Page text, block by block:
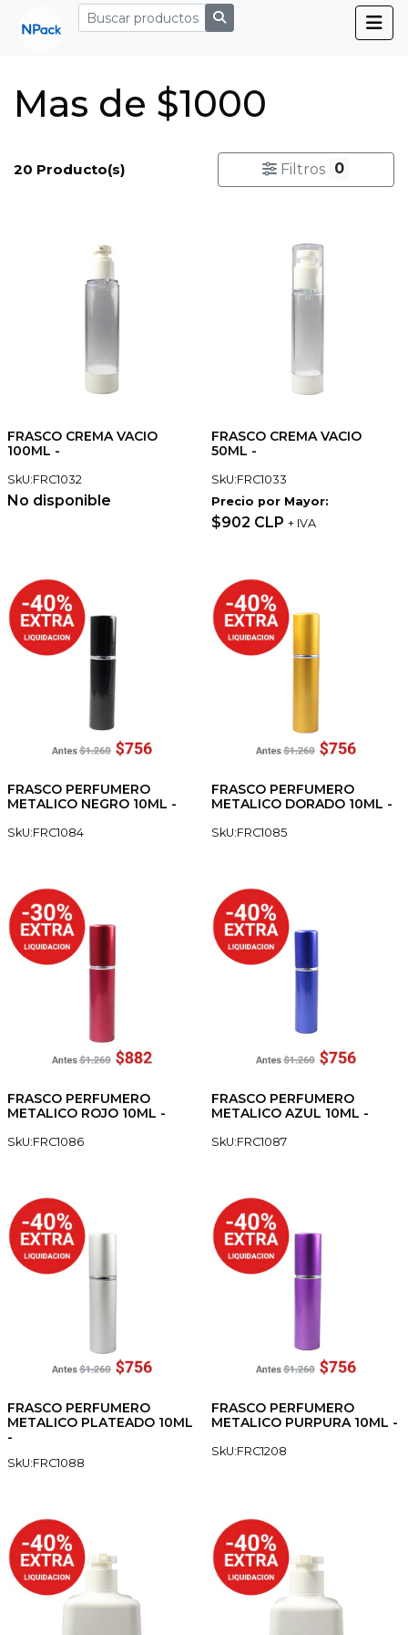
Mas de $1000
20 Producto(s) Filtros 0
FRASCO CREMA VACIO
100ML -
SkU:FRC1032
No disponible
FRASCO CREMA VACIO
50ML -
SkU:FRC1033
Precio por Mayor:
$902 CLP + IVA
FRASCO PERFUMERO
METALICO NEGRO 10ML -
SkU:FRC1084
FRASCO PERFUMERO
METALICO DORADO 10ML -
SkU:FRC1085
FRASCO PERFUMERO
METALICO ROJO 10ML -
SkU:FRC1086
FRASCO PERFUMERO
METALICO AZUL 10ML -
SkU:FRC1087
FRASCO PERFUMERO
METALICO PLATEADO 10ML
-
SkU:FRC1088
FRASCO PERFUMERO
METALICO PURPURA 10ML -
SkU:FRC1208